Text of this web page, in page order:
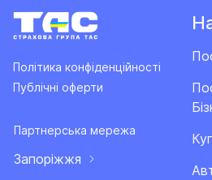
Політика конфіденційності
Публічні оферти
Партнерська мережа
Запоріжжя